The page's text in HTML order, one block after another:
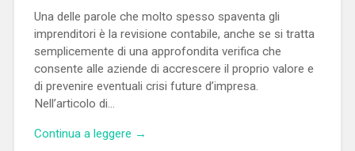
Una delle parole che molto spesso spaventa gli
imprenditori è la revisione contabile, anche se si tratta
semplicemente di una approfondita verifica che
consente alle aziende di accrescere il proprio valore e
di prevenire eventuali crisi future d’impresa.
Nell’articolo di…
Continua a leggere →